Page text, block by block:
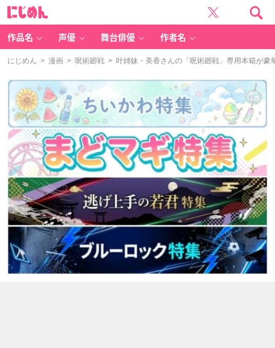
作品名 声優 舞台俳優 作者名
にじめん > 漫画 > 呪術廻戦 > 叶姉妹・美香さんの「呪術廻戦」専用本箱が豪